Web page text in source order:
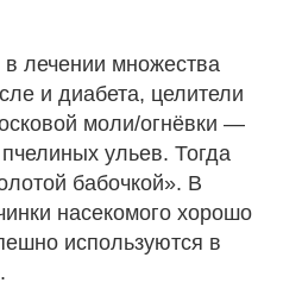
лечении множества
и диабета, целители
моли/огнёвки —
ульев. Тогда
бабочкой». В
насекомого хорошо
используются в